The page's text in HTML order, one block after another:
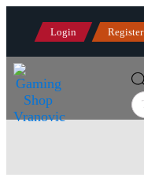
Login Register